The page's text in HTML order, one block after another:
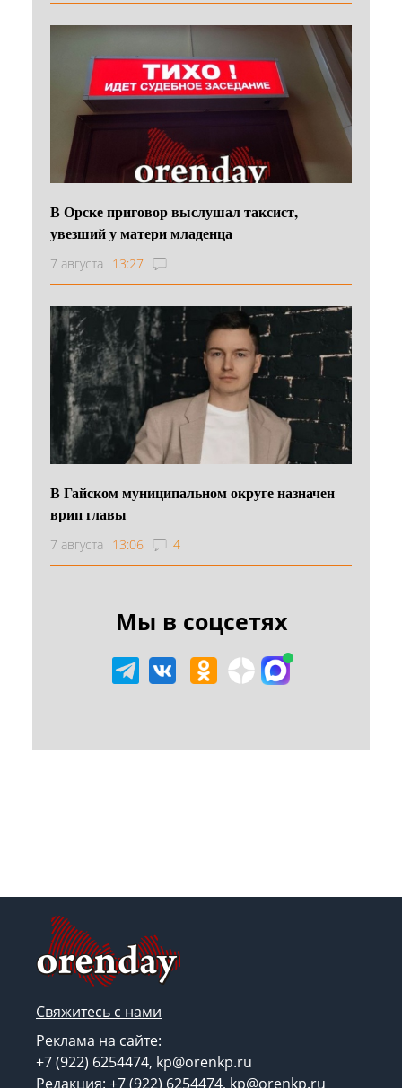
В Орске приговор выслушал таксист,
увезший у матери младенца
7 августа 13:27
В Гайском муниципальном округе назначен
врип главы
7 августа 13:06 4
Мы в соцсетях
Свяжитесь с нами
Реклама на сайте:
+7 (922) 6254474, kp@orenkp.ru
Редакция: +7 (922) 6254474, kp@orenkp.ru